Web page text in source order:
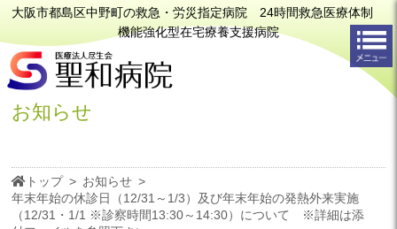
大阪市都島区中野町の救急・労災指定病院 24時間救急医療体制
機能強化型在宅療養支援病院
お知らせ
トップ > お知らせ >
年末年始の休診日（12/31～1/3）及び年末年始の発熱外来実施
（12/31・1/1 ※診察時間13:30～14:30）について ※詳細は添